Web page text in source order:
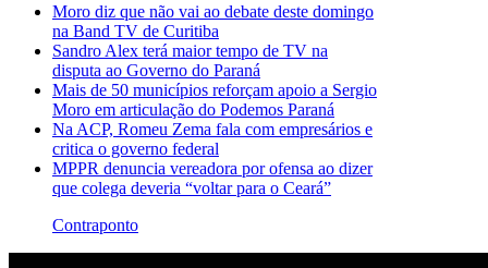
Moro diz que não vai ao debate deste domingo
na Band TV de Curitiba
Sandro Alex terá maior tempo de TV na
disputa ao Governo do Paraná
Mais de 50 municípios reforçam apoio a Sergio
Moro em articulação do Podemos Paraná
Na ACP, Romeu Zema fala com empresários e
critica o governo federal
MPPR denuncia vereadora por ofensa ao dizer
que colega deveria “voltar para o Ceará”
Contraponto